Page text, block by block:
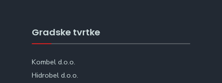
Gradske tvrtke
Kombel d.o.o.
Hidrobel d.o.o.